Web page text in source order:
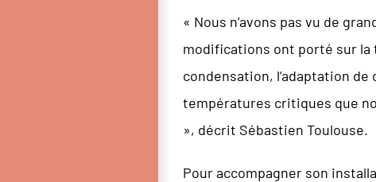
« Nous n’avons pas vu de
modifications ont porté sur la
condensation, l’adaptation
températures critiques que
», décrit Sébastien Toulouse.
Pour accompagner son